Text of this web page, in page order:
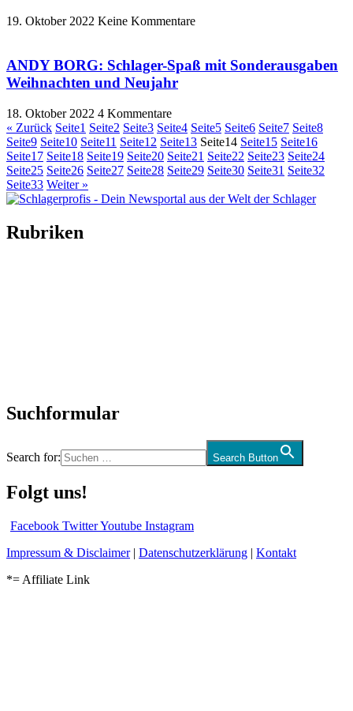
19. Oktober 2022 Keine Kommentare
ANDY BORG: Schlager-Spaß mit Sonderausgaben
Weihnachten und Neujahr
18. Oktober 2022 4 Kommentare
« Zurück Seite1 Seite2 Seite3 Seite4 Seite5 Seite6 Seite7 Seite8
Seite9 Seite10 Seite11 Seite12 Seite13 Seite14 Seite15 Seite16
Seite17 Seite18 Seite19 Seite20 Seite21 Seite22 Seite23 Seite24
Seite25 Seite26 Seite27 Seite28 Seite29 Seite30 Seite31 Seite32
Seite33 Weiter »
Rubriken
Suchformular
Search for: Search Button
Folgt uns!
Facebook TwitterYoutube Instagram
Impressum & Disclaimer| Datenschutzerklärung | Kontakt
*= Affiliate Link